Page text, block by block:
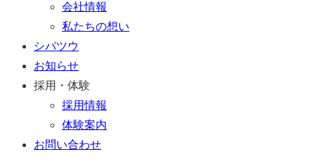
会社情報
私たちの想い
シパツウ
お知らせ
採用・体験
採用情報
体験案内
お問い合わせ